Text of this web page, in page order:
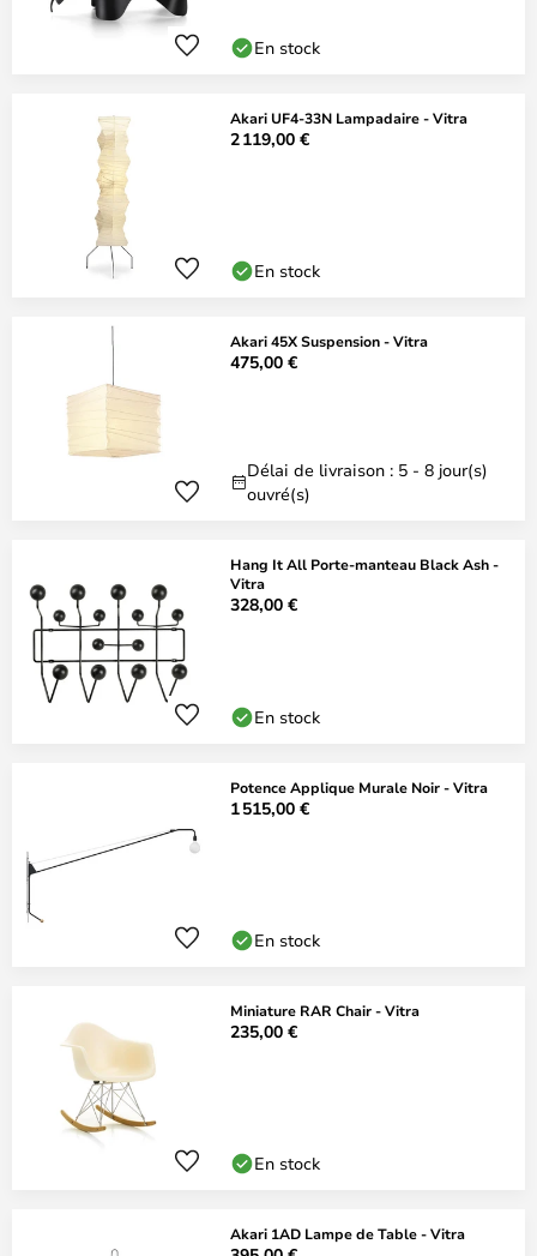
En stock
Akari UF4-33N Lampadaire - Vitra
2 119,00 €
En stock
Akari 45X Suspension - Vitra
475,00 €
Délai de livraison : 5 - 8 jour(s)
ouvré(s)
Hang It All Porte-manteau Black Ash -
Vitra
328,00 €
En stock
Potence Applique Murale Noir - Vitra
1 515,00 €
En stock
Miniature RAR Chair - Vitra
235,00 €
En stock
Akari 1AD Lampe de Table - Vitra